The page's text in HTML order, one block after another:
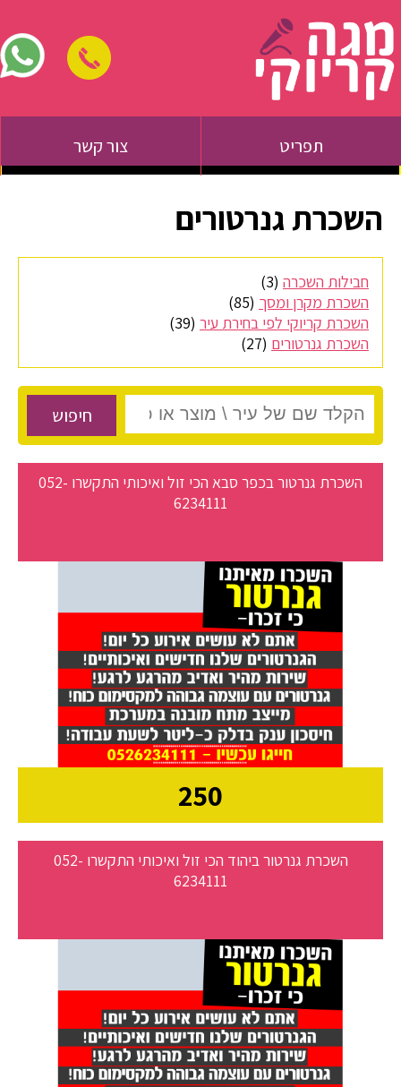
תפריט צור קשר
השכרת גנרטורים
חבילות השכרה (3)
השכרת מקרן ומסך (85)
השכרת קריוקי לפי בחירת עיר (39)
השכרת גנרטורים (27)
חיפוש
השכרת גנרטור בכפר סבא הכי זול ואיכותי התקשרו 052-
6234111
250
השכרת גנרטור ביהוד הכי זול ואיכותי התקשרו 052-
6234111